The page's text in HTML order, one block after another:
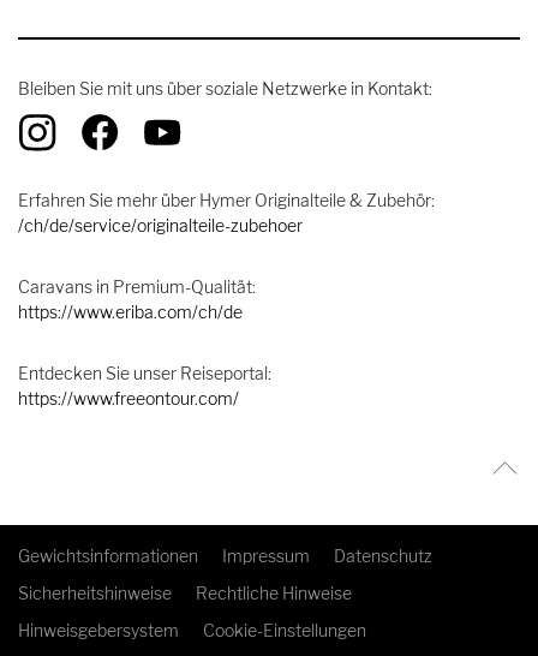
Bleiben Sie mit uns über soziale Netzwerke in Kontakt:
Erfahren Sie mehr über Hymer Originalteile & Zubehör:
/ch/de/service/originalteile-zubehoer
Caravans in Premium-Qualität:
https://www.eriba.com/ch/de
Entdecken Sie unser Reiseportal:
https://www.freeontour.com/
Gewichtsinformationen Impressum
Datenschutz
Sicherheitshinweise
Rechtliche Hinweise
Hinweisgebersystem
Cookie-Einstellungen